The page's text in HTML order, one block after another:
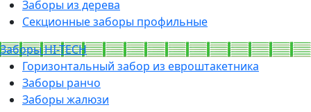
Заборы из дерева
Секционные заборы профильные
Заборы HI-TECH
Горизонтальный забор из евроштакетника
Заборы ранчо
Заборы жалюзи